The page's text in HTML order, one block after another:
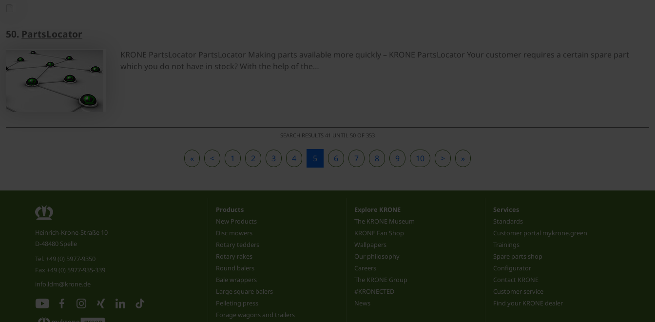
50. PartsLocator
KRONE PartsLocator PartsLocator Making parts available more quickly – KRONE PartsLocator Your customer requires a certain spare part
which you do not have in stock? With the help of the…
SEARCH RESULTS 41 UNTIL 50 OF 353
« < 1 2 3 4 5 6 7 8 9 10 > »
Heinrich-Krone-Straße 10
D-48480 Spelle
Tel. +49 (0) 5977-9350
Fax +49 (0) 5977-935-339
info.ldm@krone.de
Products
New Products
Disc mowers
Rotary tedders
Rotary rakes
Round balers
Bale wrappers
Large square balers
Pelleting press
Forage wagons and trailers
Explore KRONE
The KRONE Museum
KRONE Fan Shop
Wallpapers
Our philosophy
Careers
The KRONE Group
#KRONECTED
News
Services
Standards
Customer portal mykrone.green
Trainings
Spare parts shop
Configurator
Contact KRONE
Customer service
Find your KRONE dealer